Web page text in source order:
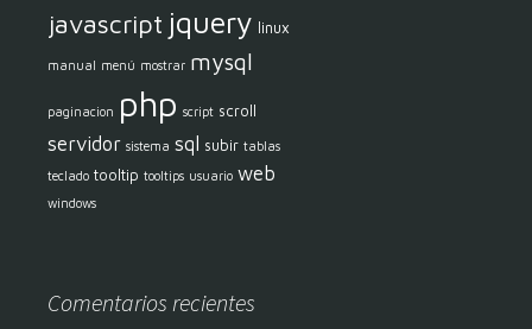
javascript jquery linux
manual menú mostrar mysql
paginacion php script scroll
servidor sistema sql subir tablas
teclado tooltip tooltips usuario web
windows
Comentarios recientes